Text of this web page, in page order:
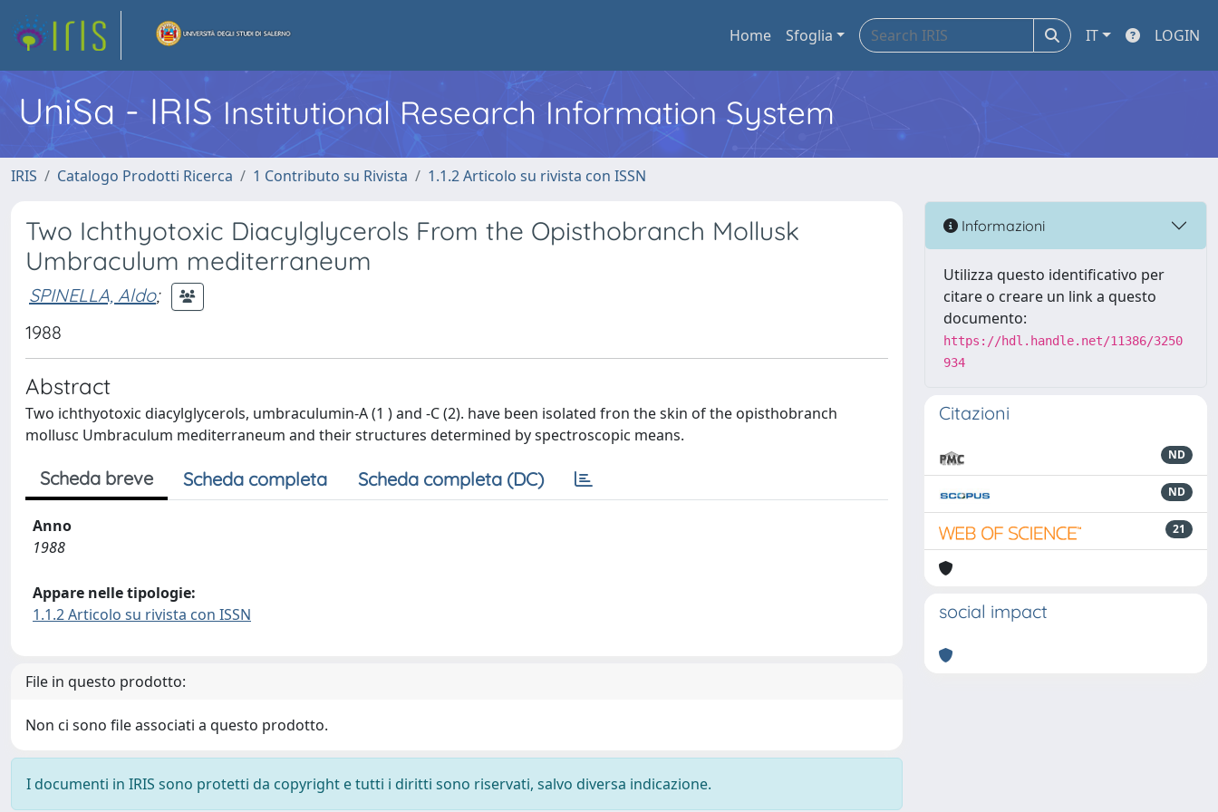
Home Sfoglia IT LOGIN
UniSa - IRIS Institutional Research Information System
IRIS Catalogo Prodotti Ricerca 1 Contributo su Rivista 1.1.2 Articolo su rivista con ISSN
Two Ichthyotoxic Diacylglycerols From the Opisthobranch Mollusk
Umbraculum mediterraneum
SPINELLA, Aldo;
1988
Abstract
Two ichthyotoxic diacylglycerols, umbraculumin-A (1 ) and -C (2). have been isolated fron the skin of the opisthobranch
mollusc Umbraculum mediterraneum and their structures determined by spectroscopic means.
Scheda breve Scheda completa Scheda completa (DC)
Anno
1988
Appare nelle tipologie:
1.1.2 Articolo su rivista con ISSN
File in questo prodotto:
Non ci sono file associati a questo prodotto.
I documenti in IRIS sono protetti da copyright e tutti i diritti sono riservati, salvo diversa indicazione.
Informazioni
Utilizza questo identificativo per
citare o creare un link a questo
documento:
https://hdl.handle.net/11386/3250
934
Citazioni
ND
ND
21
social impact